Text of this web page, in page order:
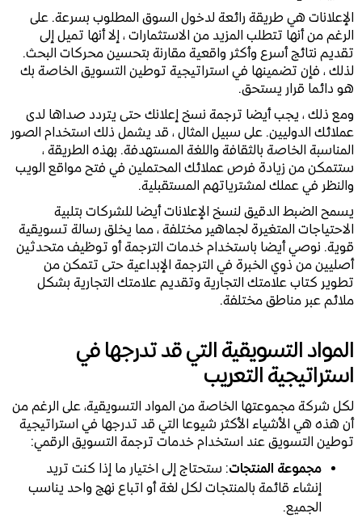
الإعلانات هي طريقة رائعة لدخول السوق المطلوب بسرعة. على
الرغم من أنها تتطلب المزيد من الاستثمارات ، إلا أنها تميل إلى
تقديم نتائج أسرع وأكثر واقعية مقارنة بتحسين محركات البحث.
لذلك ، فإن تضمينها في استراتيجية توطين التسويق الخاصة بك
هو دائما قرار يستحق.
ومع ذلك ، يجب أيضا ترجمة نسخ إعلانك حتى يتردد صداها لدى
عملائك الدوليين. على سبيل المثال ، قد يشمل ذلك استخدام الصور
المناسبة الخاصة بالثقافة واللغة المستهدفة. بهذه الطريقة ،
ستتمكن من زيادة فرص عملائك المحتملين في فتح مواقع الويب
والنظر في عملك لمشترياتهم المستقبلية.
يسمح الضبط الدقيق لنسخ الإعلانات أيضا للشركات بتلبية
الاحتياجات المتغيرة لجماهير مختلفة ، مما يخلق رسالة تسويقية
قوية. نوصي أيضا باستخدام خدمات الترجمة أو توظيف متحدثين
أصليين من ذوي الخبرة في الترجمة الإبداعية حتى تتمكن من
تطوير كتاب علامتك التجارية وتقديم علامتك التجارية بشكل
ملائم عبر مناطق مختلفة.
المواد التسويقية التي قد تدرجها في
استراتيجية التعريب
لكل شركة مجموعتها الخاصة من المواد التسويقية، على الرغم من
أن هذه هي الأشياء الأكثر شيوعا التي قد تدرجها في استراتيجية
توطين التسويق عند استخدام خدمات ترجمة التسويق الرقمي:
مجموعة المنتجات: ستحتاج إلى اختيار ما إذا كنت تريد
إنشاء قائمة بالمنتجات لكل لغة أو اتباع نهج واحد يناسب
الجميع.